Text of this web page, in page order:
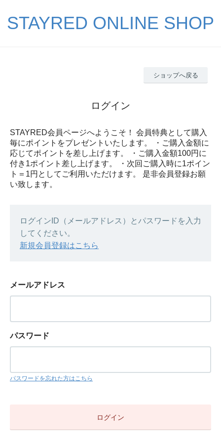
STAYRED ONLINE SHOP
ショップへ戻る
ログイン
STAYRED会員ページへようこそ！ 会員特典として購入
毎にポイントをプレゼントいたします。 ・ご購入金額に
応じてポイントを差し上げます。 ・ご購入金額100円に
付き1ポイント差し上げます。 ・次回ご購入時に1ポイン
ト＝1円としてご利用いただけます。 是非会員登録お願
い致します。
ログインID（メールアドレス）とパスワードを入力
してください。
新規会員登録はこちら
メールアドレス
パスワード
パスワードを忘れた方はこちら